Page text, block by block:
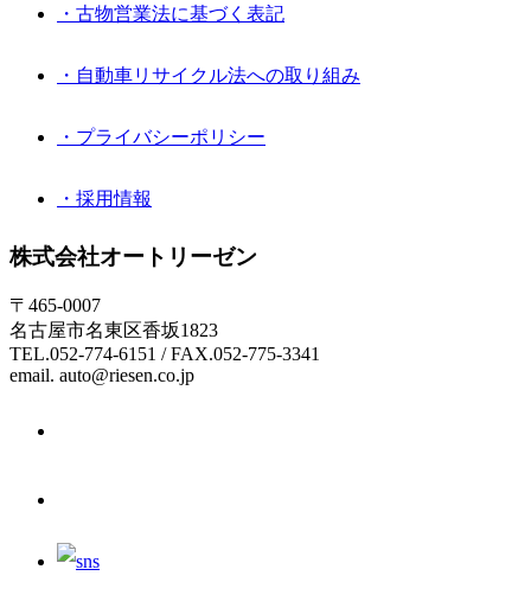
・古物営業法に基づく表記
・自動車リサイクル法への取り組み
・プライバシーポリシー
・採用情報
株式会社オートリーゼン
〒465-0007
名古屋市名東区香坂1823
TEL.052-774-6151 / FAX.052-775-3341
email. auto@riesen.co.jp